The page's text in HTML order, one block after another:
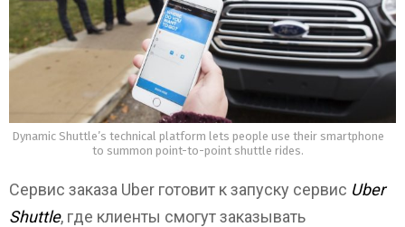
Dynamic Shuttle’s technical platform lets people use their smartphone
to summon point-to-point shuttle rides.
Сервис заказа Uber готовит к запуску сервис Uber
Shuttle, где клиенты cмогут заказывать